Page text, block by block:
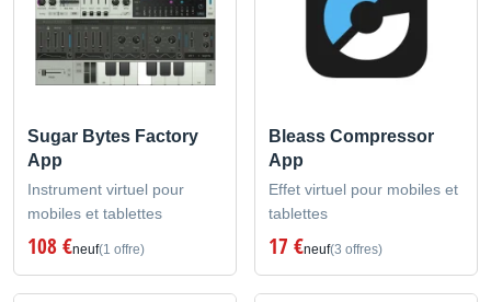
Sugar Bytes Factory
App
Instrument virtuel pour
mobiles et tablettes
108 €neuf(1 offre)
Bleass Compressor
App
Effet virtuel pour mobiles et
tablettes
17 €neuf(3 offres)